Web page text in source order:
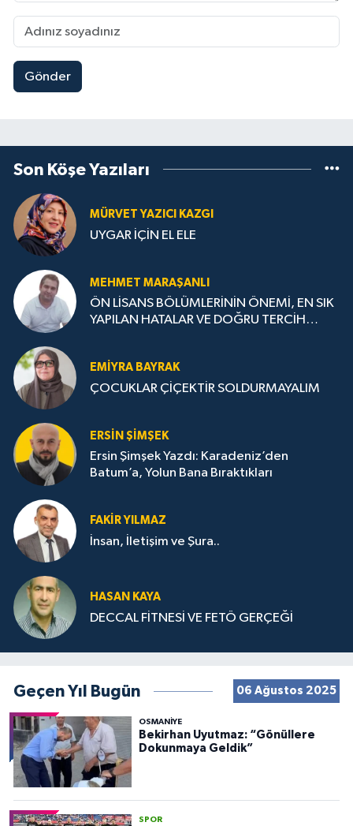
Gönder
Son Köşe Yazıları
MÜRVET YAZICI KAZGI
UYGAR İÇİN EL ELE
MEHMET MARAŞANLI
ÖN LİSANS BÖLÜMLERİNİN ÖNEMİ, EN SIK
YAPILAN HATALAR VE DOĞRU TERCİH
EMIYRA BAYRAK
ÇOCUKLAR ÇİÇEKTİR SOLDURMAYALIM
ERSIN ŞIMŞEK
Ersin Şimşek Yazdı: Karadeniz’den
Batum’a, Yolun Bana Bıraktıkları
FAKIR YILMAZ
İnsan, İletişim ve Şura..
HASAN KAYA
DECCAL FİTNESİ VE FETÖ GERÇEĞİ
Geçen Yıl Bugün 06 Ağustos 2025
OSMANIYE
Bekirhan Uyutmaz: “Gönüllere
Dokunmaya Geldik”
SPOR